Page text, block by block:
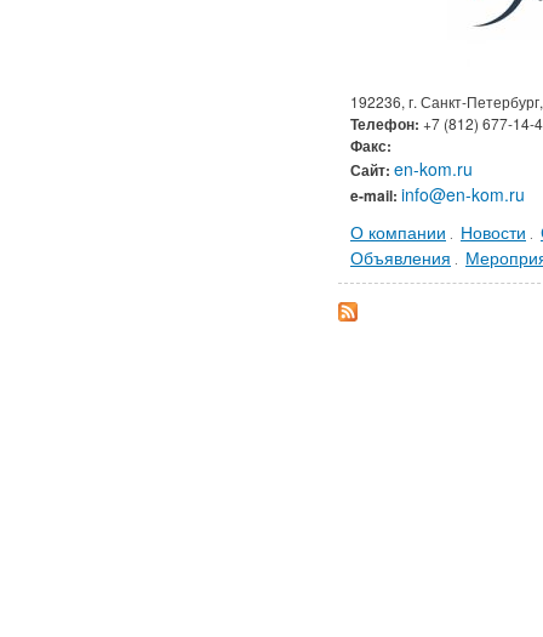
192236, г. Санкт-
Телефон: +7 (812) 677-14-
Факс:
Сайт: en-kom.ru
e-mail: info@en-kom.ru
О компании . Новости .
Объявления .